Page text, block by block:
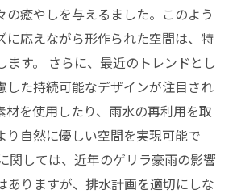
の癒やしを与えるました。このよう
に応えながら形作られた空間は、特
ます。 さらに、最近のトレンドとし
した持続可能なデザインが注目され
材を使用したり、雨水の再利用を取
り自然に優しい空間を実現可能で
関しては、近年のゲリラ豪雨の影響
ありますが、排水計画を適切にしな